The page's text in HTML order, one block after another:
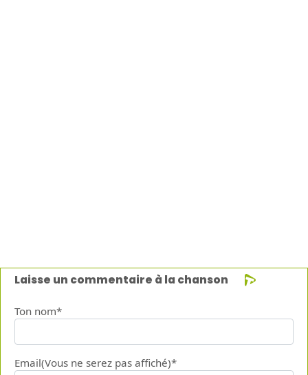
Laisse un commentaire à la chanson
Ton nom*
Email(Vous ne serez pas affiché)*